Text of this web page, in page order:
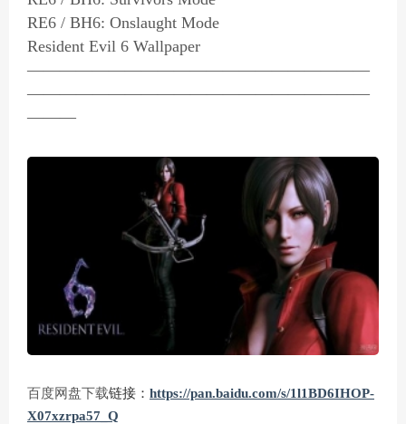
RE6 / BH6: Onslaught Mode
Resident Evil 6 Wallpaper
—————————————————————
—————————————————————
———
百度网盘下载链接： https://pan.baidu.com/s/1l1BD6IHOP-
X07xzrpa57_Q